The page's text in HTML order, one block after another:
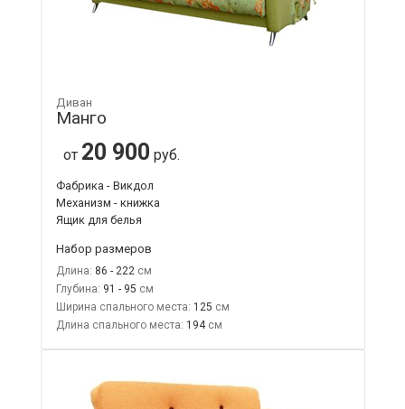
Диван
Манго
от 20 900 руб.
Фабрика - Викдол
Механизм - книжка
Ящик для белья
Набор размеров
Длина: 86 - 222
Глубина: 91 - 95
Ширина спального места: 125
Длина спального места: 194